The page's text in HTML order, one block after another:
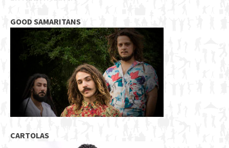
GOOD SAMARITANS
CARTOLAS